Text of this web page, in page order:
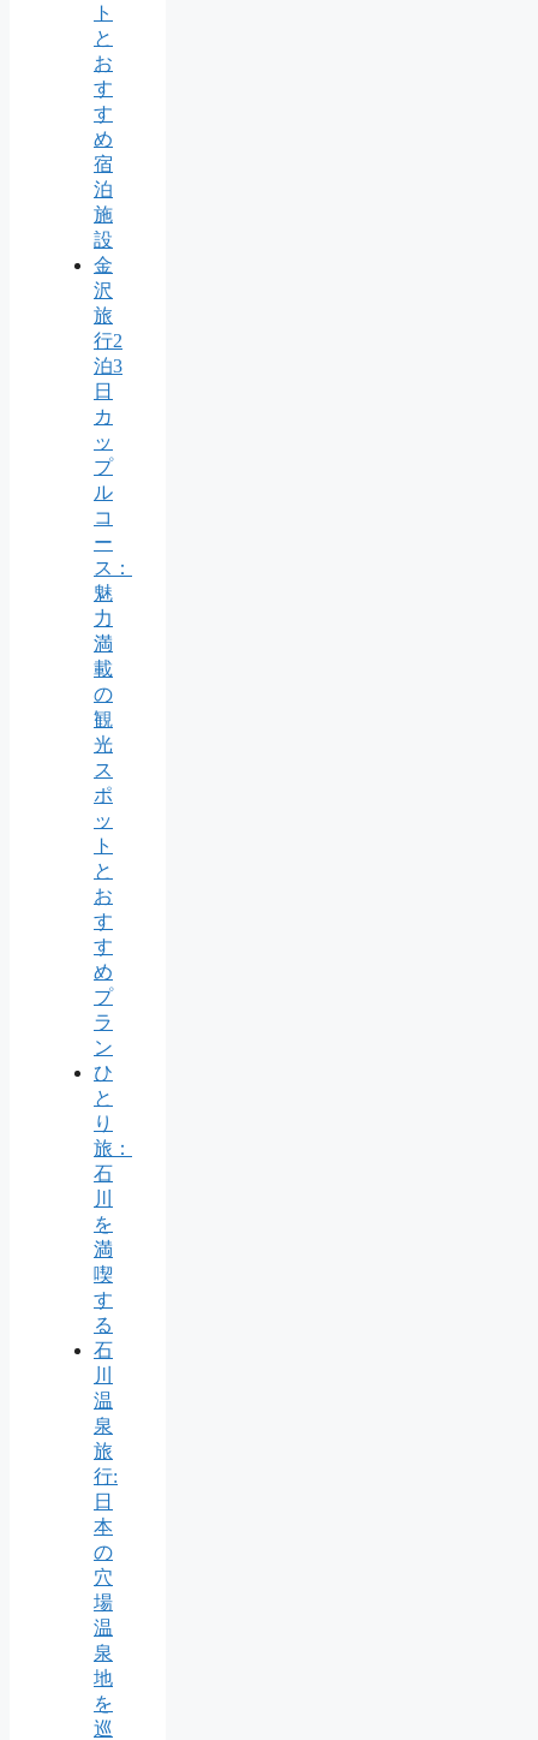
ト
と
お
す
す
め
宿
泊
施
設
金
沢
旅
行2
泊3
日
カ
ッ
プ
ル
コ
ー
ス：
魅
力
満
載
の
観
光
ス
ポ
ッ
ト
と
お
す
す
め
プ
ラ
ン
ひ
と
り
旅：
石
川
を
満
喫
す
る
石
川
温
泉
旅
行:
日
本
の
穴
場
温
泉
地
を
巡